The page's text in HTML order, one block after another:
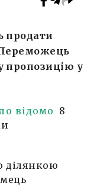
продати
пропозицію у
відомо 8
ділянкою